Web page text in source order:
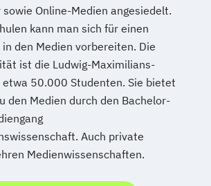
Online-Medien angesiedelt.
kann man sich für einen
den Medien vorbereiten. Die
ist die Ludwig-Maximilians-
50.000 Studenten. Sie bietet
den Medien durch den Bachelor-
Auch private
Medienwissenschaften.